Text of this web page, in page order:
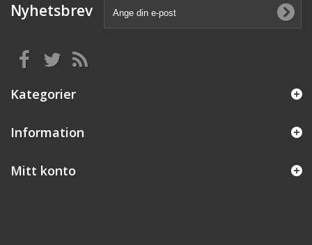
Nyhetsbrev
Kategorier
Information
Mitt konto